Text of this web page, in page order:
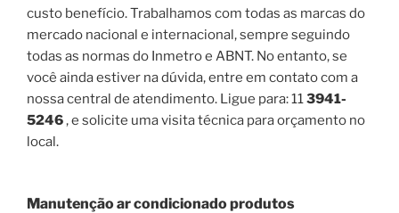
custo benefício. Trabalhamos com todas as marcas do
mercado nacional e internacional, sempre seguindo
todas as normas do Inmetro e ABNT. No entanto, se
você ainda estiver na dúvida, entre em contato com a
nossa central de atendimento. Ligue para: 113941-
5246, e solicite uma visita técnica para orçamento no
local.
Manutenção ar condicionado produtos